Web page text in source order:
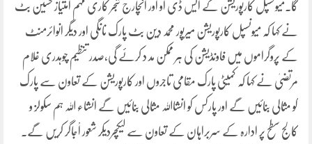
گا۔میونسپل کارپوریشن کے ایس ڈی او اور انچارج شجر کاری مہم امتیاز حسین بٹ
نے کہا کہ میونسپل کارپوریشن میرپور محمد دین بٹ پارک نانگی اور دیگر انوائرمنٹ
کے پروگراموں میں فاونڈیشن کی ہر ممکن مد د کرئے گی،صدر تنظیم چوہدری غلام
مرتضیٰ نے کہا کہ کمیٹی پارک مقامی تاجروں اور کارپوریشن کے تعاون سے پارک
کو مثالی بنائیں گے اور پارکس کو انشااللہ مثالی بنائیں گے انشاء اللہ ہم سکولز و
کالج سطح پر ادارہ کے سربراہان کے تعاون سے لیکچردیکر شعور اْجاگر کریں گے۔